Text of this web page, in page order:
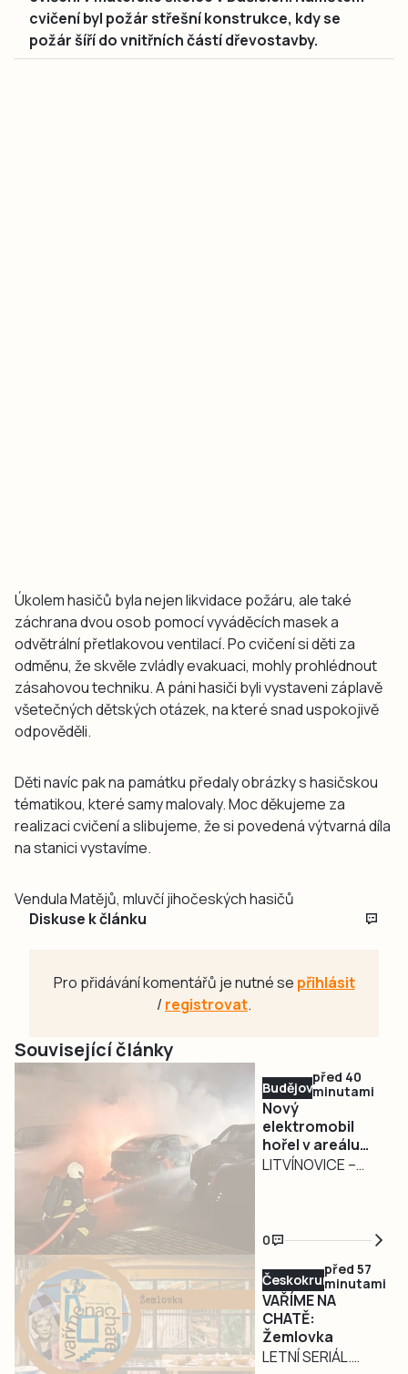
cvičení byl požár střešní konstrukce, kdy se
požár šíří do vnitřních částí dřevostavby.
Úkolem hasičů byla nejen likvidace požáru, ale také
záchrana dvou osob pomocí vyváděcích masek a
odvětrální přetlakovou ventilací. Po cvičení si děti za
odměnu, že skvěle zvládly evakuaci, mohly prohlédnout
zásahovou techniku. A páni hasiči byli vystaveni záplavě
všetečných dětských otázek, na které snad uspokojivě
odpověděli.
Děti navíc pak na památku předaly obrázky s hasičskou
tématikou, které samy malovaly. Moc děkujeme za
realizaci cvičení a slibujeme, že si povedená výtvarná díla
na stanici vystavíme.
Vendula Matějů, mluvčí jihočeských hasičů
Diskuse k článku
Pro přidávání komentářů je nutné se přihlásit
/registrovat.
Související články
Budějovicko
před 40
minutami
Nový
elektromobil
hořel v areálu
autosalonu v
LITVÍNOVICE –
zaměstnal ve
čtvrtek 7. srpna
nad ránem
profesionální i
dobrovolné
hasiče v
Litvínovicích na
0
Českokrumlovsko
před 57
minutami
VAŘÍME NA
CHATĚ:
Žemlovka
LETNÍ SERIÁL.